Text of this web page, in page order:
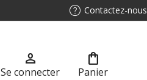
help Contactez-nous
person
Se connecter
shopping_bag
Panier